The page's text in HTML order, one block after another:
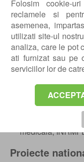
Folosim cookie-
reclamele si
asemenea,
utilizati site-ul
analiza, care le pot
ati furnizat sau pe
serviciilor lor de
Napoca;
octombrie 2015 -
aparatului
Experienta
2007-2014 -
2007-2011 -
INRMFB;
2006-2007 -
Iunie 2011-
medicala,
Proiecte